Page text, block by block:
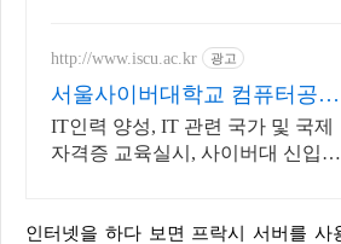
http://www.iscu.ac.kr 광고
서울사이버대학교 컴퓨터공학
과 2026 가을학기 신편입생
IT인력 양성, IT 관련 국가 및 국제
자격증 교육실시, 사이버대 신입생
인터넷을 하다 보면 프락시 서버를 사용해야 하는 경우가 있